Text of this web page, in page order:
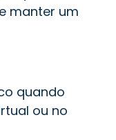
manter um
quando
ou no